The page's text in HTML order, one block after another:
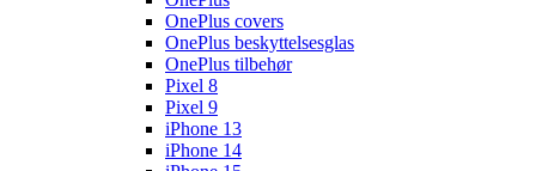
OnePlus covers
OnePlus beskyttelsesglas
OnePlus tilbehør
Pixel 8
Pixel 9
iPhone 13
iPhone 14